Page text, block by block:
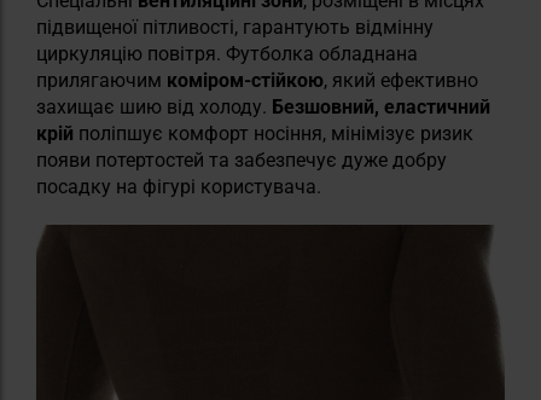
підвищеної пітливості, гарантують відмінну
циркуляцію повітря. Футболка обладнана
прилягаючим коміром-стійкою, який ефективно
захищає шию від холоду. Безшовний, еластичний
крій поліпшує комфорт носіння, мінімізує ризик
появи потертостей та забезпечує дуже добру
посадку на фігурі користувача.